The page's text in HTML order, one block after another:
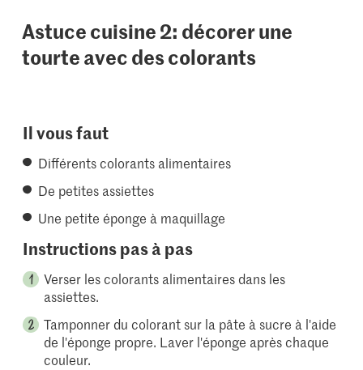
Astuce cuisine 2: décorer une
tourte avec des colorants
Il vous faut
Différents colorants alimentaires
De petites assiettes
Une petite éponge à maquillage
Instructions pas à pas
Verser les colorants alimentaires dans les
assiettes.
Tamponner du colorant sur la pâte à sucre à l'aide
de l'éponge propre. Laver l'éponge après chaque
couleur.